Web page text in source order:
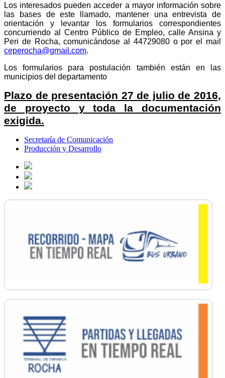
Los interesados pueden acceder a mayor información sobre
las bases de este llamado, mantener una entrevista de
orientación y levantar los formularios correspondientes
concurriendo al Centro Público de Empleo, calle Ansina y
Peri de Rocha, comunicándose al 44729080 o por el mail
ceperocha@gmail.com.
Los formularios para postulación también están en las
municipios del departamento
Plazo de presentación 27 de julio de 2016,
de proyecto y toda la documentación
exigida.
Secretaría de Comunicación
Producción y Desarrollo